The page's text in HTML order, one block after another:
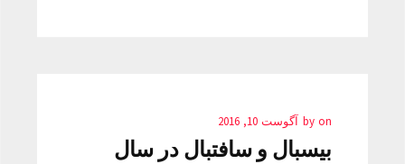
by on آگوست 10, 2016
بیسبال و سافتبال در سال